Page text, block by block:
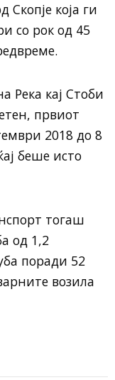
која ги
со рок од 45
Река кај Стоби
првиот
2018 до 8
беше исто
тогаш
од 1,2
поради 52
возила